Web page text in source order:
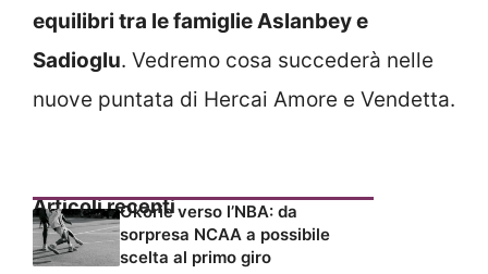
equilibri tra le famiglie Aslanbey e
Sadioglu. Vedremo cosa succederà nelle
nuove puntata di Hercai Amore e Vendetta.
Articoli recentiOkorie verso l’NBA: da
sorpresa NCAA a possibile
scelta al primo giro